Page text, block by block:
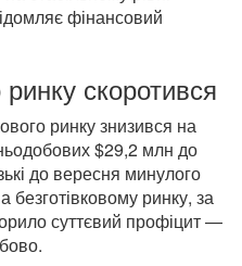
фінансовий
ринку скоротився
ринку знизився на
$29,2 млн до
до вересня минулого
ринку, за
суттєвий профіцит —